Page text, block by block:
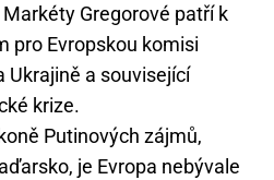
Gregorové patří k
pro Evropskou komisi
Ukrajině a související
krize.
Putinových zájmů,
je Evropa nebývale